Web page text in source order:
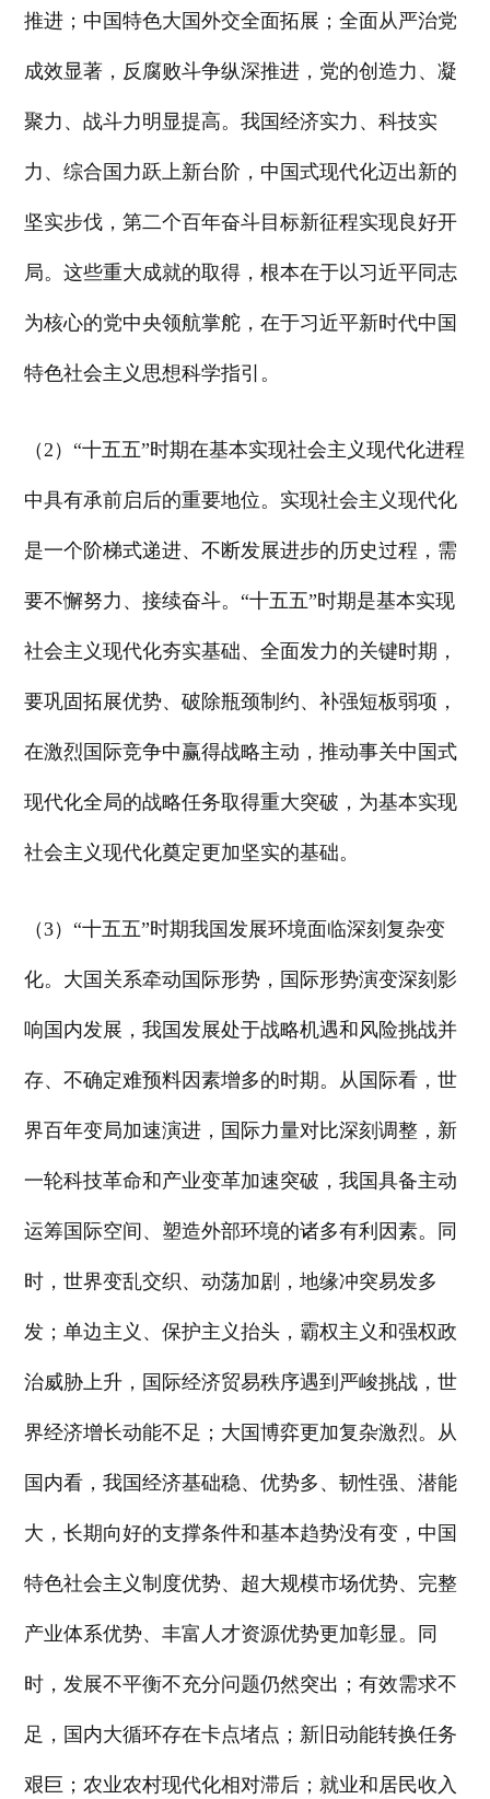
推进；中国特色大国外交全面拓展；全面从严治党
成效显著，反腐败斗争纵深推进，党的创造力、凝
聚力、战斗力明显提高。我国经济实力、科技实
力、综合国力跃上新台阶，中国式现代化迈出新的
坚实步伐，第二个百年奋斗目标新征程实现良好开
局。这些重大成就的取得，根本在于以习近平同志
为核心的党中央领航掌舵，在于习近平新时代中国
特色社会主义思想科学指引。
（2）“十五五”时期在基本实现社会主义现代化进程
中具有承前启后的重要地位。实现社会主义现代化
是一个阶梯式递进、不断发展进步的历史过程，需
要不懈努力、接续奋斗。“十五五”时期是基本实现
社会主义现代化夯实基础、全面发力的关键时期，
要巩固拓展优势、破除瓶颈制约、补强短板弱项，
在激烈国际竞争中赢得战略主动，推动事关中国式
现代化全局的战略任务取得重大突破，为基本实现
社会主义现代化奠定更加坚实的基础。
（3）“十五五”时期我国发展环境面临深刻复杂变
化。大国关系牵动国际形势，国际形势演变深刻影
响国内发展，我国发展处于战略机遇和风险挑战并
存、不确定难预料因素增多的时期。从国际看，世
界百年变局加速演进，国际力量对比深刻调整，新
一轮科技革命和产业变革加速突破，我国具备主动
运筹国际空间、塑造外部环境的诸多有利因素。同
时，世界变乱交织、动荡加剧，地缘冲突易发多
发；单边主义、保护主义抬头，霸权主义和强权政
治威胁上升，国际经济贸易秩序遇到严峻挑战，世
界经济增长动能不足；大国博弈更加复杂激烈。从
国内看，我国经济基础稳、优势多、韧性强、潜能
大，长期向好的支撑条件和基本趋势没有变，中国
特色社会主义制度优势、超大规模市场优势、完整
产业体系优势、丰富人才资源优势更加彰显。同
时，发展不平衡不充分问题仍然突出；有效需求不
足，国内大循环存在卡点堵点；新旧动能转换任务
艰巨；农业农村现代化相对滞后；就业和居民收入